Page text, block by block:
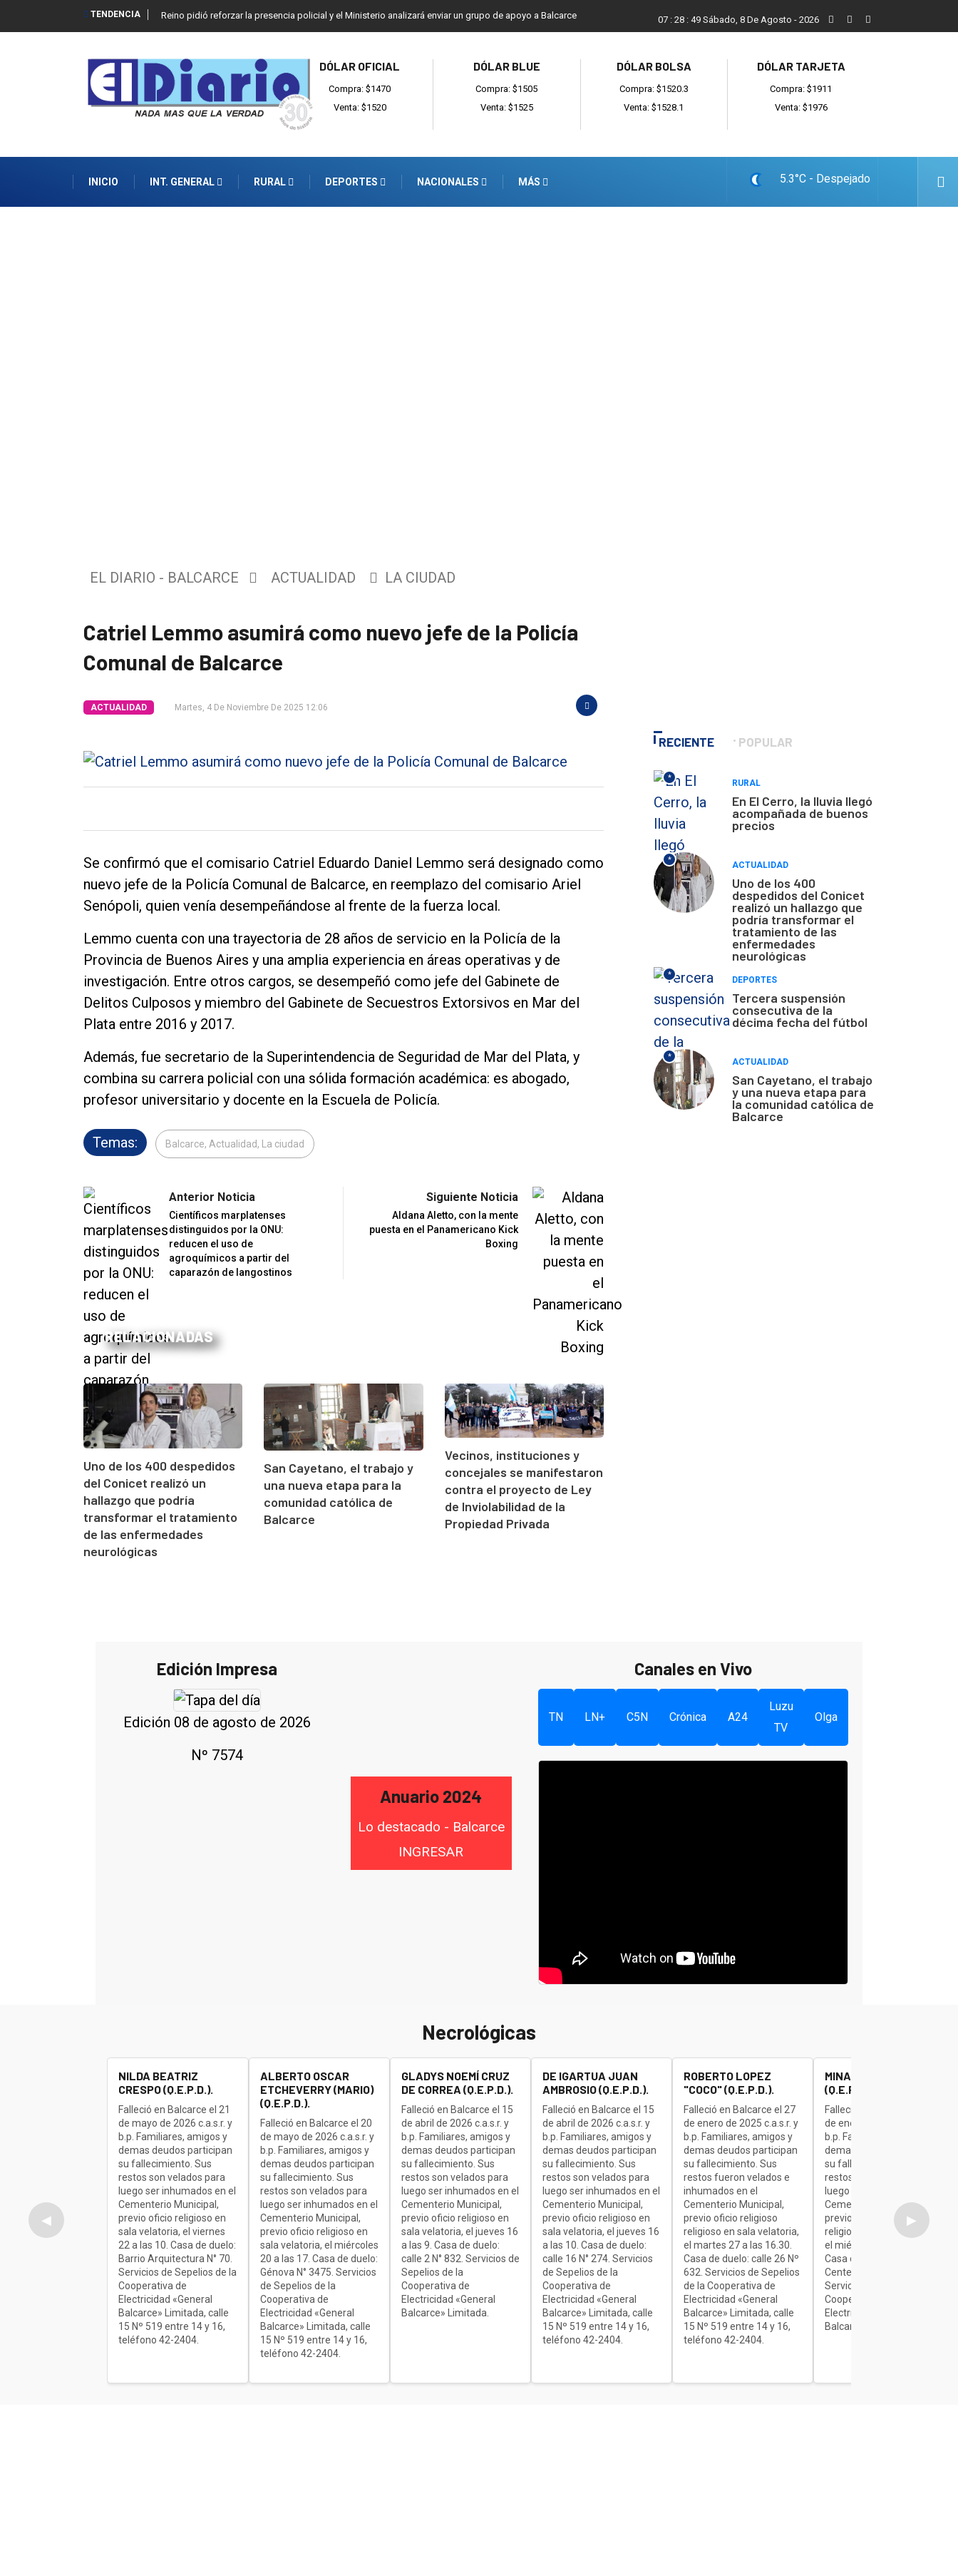
TENDENCIA Reino pidió reforzar la presencia policial y el Ministerio analizará enviar un grupo de apoyo a Balcarce Vecinos, instituciones y concejales se manifestaron contra
07 : 28 : 50 Sábado, 8 De Agosto - 2026
DÓLAR OFICIAL
Compra: $1470
Venta: $1520
DÓLAR BLUE
Compra: $1505
Venta: $1525
DÓLAR BOLSA
Compra: $1520.3
Venta: $1528.1
DÓLAR TARJETA
Compra: $1911
Venta: $1976
INICIO INT. GENERAL RURAL DEPORTES NACIONALES MÁS 5.3°C - Despejado
Tendencia
Entrevistas
Contacto
EL DIARIO - BALCARCE ACTUALIDAD LA CIUDAD
Catriel Lemmo asumirá como nuevo jefe de la Policía
Comunal de Balcarce
ACTUALIDAD Martes, 4 De Noviembre De 2025 12:06
Se confirmó que el comisario Catriel Eduardo Daniel Lemmo será designado como
nuevo jefe de la Policía Comunal de Balcarce, en reemplazo del comisario Ariel
Senópoli, quien venía desempeñándose al frente de la fuerza local.
Lemmo cuenta con una trayectoria de 28 años de servicio en la Policía de la
Provincia de Buenos Aires y una amplia experiencia en áreas operativas y de
investigación. Entre otros cargos, se desempeñó como jefe del Gabinete de
Delitos Culposos y miembro del Gabinete de Secuestros Extorsivos en Mar del
Plata entre 2016 y 2017.
Además, fue secretario de la Superintendencia de Seguridad de Mar del Plata, y
combina su carrera policial con una sólida formación académica: es abogado,
profesor universitario y docente en la Escuela de Policía.
Temas: Balcarce, Actualidad, La ciudad
Anterior Noticia
Científicos marplatenses
distinguidos por la ONU:
reducen el uso de
agroquímicos a partir del
caparazón de langostinos
Siguiente Noticia
Aldana Aletto, con la mente
puesta en el Panamericano Kick
Boxing
RELACIONADAS
Uno de los 400 despedidos
del Conicet realizó un
hallazgo que podría
transformar el tratamiento
de las enfermedades
neurológicas
San Cayetano, el trabajo y
una nueva etapa para la
comunidad católica de
Balcarce
Vecinos, instituciones y
concejales se manifestaron
contra el proyecto de Ley
de Inviolabilidad de la
Propiedad Privada
RECIENTE POPULAR
*
RURAL
En El Cerro, la lluvia llegó
acompañada de buenos
precios
*
ACTUALIDAD
Uno de los 400
despedidos del Conicet
realizó un hallazgo que
podría transformar el
tratamiento de las
enfermedades
neurológicas
*
DEPORTES
Tercera suspensión
consecutiva de la
décima fecha del fútbol
*
ACTUALIDAD
San Cayetano, el trabajo
y una nueva etapa para
la comunidad católica de
Balcarce
Edición Impresa
Edición 08 de agosto de 2026
Nº 7574
Anuario 2024
Lo destacado - Balcarce
INGRESAR
Canales en Vivo
TN LN+ C5N Crónica A24
Luzu
TV
Olga
Necrológicas
◀
NILDA BEATRIZ
CRESPO (Q.E.P.D.).
Falleció en Balcarce el 21
de mayo de 2026 c.a.s.r. y
b.p. Familiares, amigos y
demas deudos participan
su fallecimiento. Sus
restos son velados para
luego ser inhumados en el
Cementerio Municipal,
previo oficio religioso en
sala velatoria, el viernes
22 a las 10. Casa de duelo:
Barrio Arquitectura N° 70.
Servicios de Sepelios de la
Cooperativa de
Electricidad «General
Balcarce» Limitada, calle
15 Nº 519 entre 14 y 16,
teléfono 42-2404.
ALBERTO OSCAR
ETCHEVERRY (MARIO)
(Q.E.P.D.).
Falleció en Balcarce el 20
de mayo de 2026 c.a.s.r. y
b.p. Familiares, amigos y
demas deudos participan
su fallecimiento. Sus
restos son velados para
luego ser inhumados en el
Cementerio Municipal,
previo oficio religioso en
sala velatoria, el miércoles
20 a las 17. Casa de duelo:
Génova N° 3475. Servicios
de Sepelios de la
Cooperativa de
Electricidad «General
Balcarce» Limitada, calle
15 Nº 519 entre 14 y 16,
teléfono 42-2404.
GLADYS NOEMÍ CRUZ
DE CORREA (Q.E.P.D.).
Falleció en Balcarce el 15
de abril de 2026 c.a.s.r. y
b.p. Familiares, amigos y
demas deudos participan
su fallecimiento. Sus
restos son velados para
luego ser inhumados en el
Cementerio Municipal,
previo oficio religioso en
sala velatoria, el jueves 16
a las 9. Casa de duelo:
calle 2 N° 832. Servicios de
Sepelios de la
Cooperativa de
Electricidad «General
Balcarce» Limitada.
DE IGARTUA JUAN
AMBROSIO (Q.E.P.D.).
Falleció en Balcarce el 15
de abril de 2026 c.a.s.r. y
b.p. Familiares, amigos y
demas deudos participan
su fallecimiento. Sus
restos son velados para
luego ser inhumados en el
Cementerio Municipal,
previo oficio religioso en
sala velatoria, el jueves 16
a las 10. Casa de duelo:
calle 16 N° 274. Servicios
de Sepelios de la
Cooperativa de
Electricidad «General
Balcarce» Limitada, calle
15 Nº 519 entre 14 y 16,
teléfono 42-2404.
ROBERTO LOPEZ
"COCO" (Q.E.P.D.).
Falleció en Balcarce el 27
de enero de 2025 c.a.s.r. y
b.p. Familiares, amigos y
demas deudos participan
su fallecimiento. Sus
restos fueron velados e
inhumados en el
Cementerio Municipal,
previo oficio religioso
religioso en sala velatoria,
el martes 27 a las 16.30.
Casa de duelo: calle 26 Nº
632. Servicios de Sepelios
de la Cooperativa de
Electricidad «General
Balcarce» Limitada, calle
15 Nº 519 entre 14 y 16,
teléfono 42-2404.
MINAUDO JOSE "BETA"
(Q.E.P.D.).
Falleció en Balcarce el 27
de enero de 2025 c.a.s.r. y
b.p. Familiares, amigos y
demas deudos participan
su fallecimiento. Sus
restos son velados para
luego ser inhumados en el
Cementerio Municipal,
previo oficio religioso
religioso en sala velatoria,
el miércoles de 7 a 9.30.
Casa de duelo: Av.
Centenario Nº 1840.
Servicios de Sepelios de la
Cooperativa de
Electricidad «General
Balcarce» Limitada.
▶